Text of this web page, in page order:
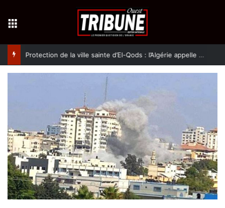
Protection de la ville sainte d’El-Qods : l’Algérie appelle à une action collective